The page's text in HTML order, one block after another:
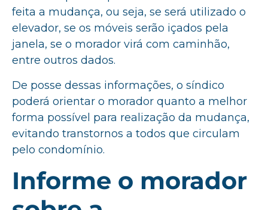
feita a mudança, ou seja, se será utilizado o
elevador, se os móveis serão içados pela
janela, se o morador virá com caminhão,
entre outros dados.
De posse dessas informações, o síndico
poderá orientar o morador quanto a melhor
forma possível para realização da mudança,
evitando transtornos a todos que circulam
pelo condomínio.
Informe o morador